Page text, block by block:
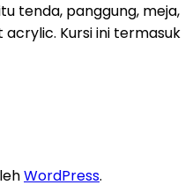
tenda, panggung, meja,
Kursi ini termasuk
WordPress.